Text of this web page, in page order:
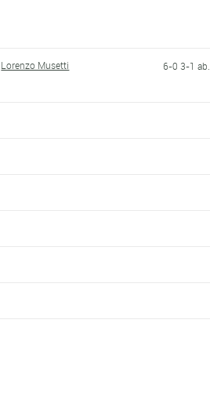
Lorenzo Musetti 6-0 3-1 ab.